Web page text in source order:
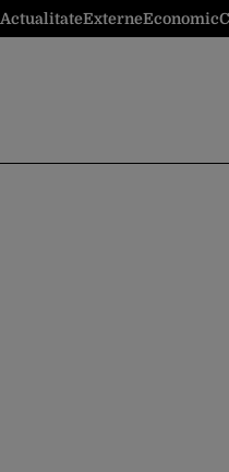
ActualitateExterneEconomic